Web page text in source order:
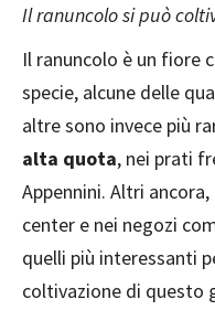
Il ranuncolo si può
Il ranuncolo è un fiore
specie, alcune delle
altre sono invece più
alta quota, nei prati
Appennini. Altri
center e nei negozi
quelli più interessanti
coltivazione di questo